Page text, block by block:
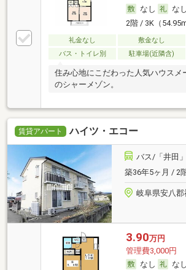
なし
なし
2階 / 3K（
礼金なし 敷金なし
バス・トイレ別
駐車場(近隣含)
住み心地にこだわった人気ハウスメ
のシャーメゾン。
賃貸アパート ハイツ・エコー
バス/「井田
築36年5ヶ月 / 2
岐阜県安八
3.90万円
管理費3,000円
なし
なし